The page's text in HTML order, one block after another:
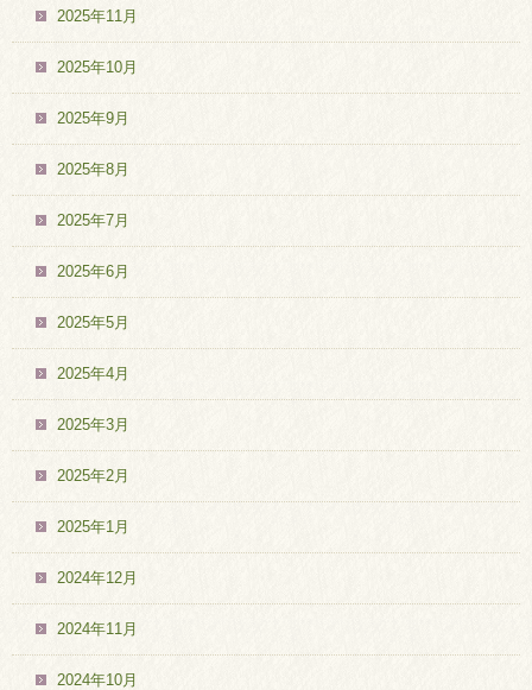
2025年11月
2025年10月
2025年9月
2025年8月
2025年7月
2025年6月
2025年5月
2025年4月
2025年3月
2025年2月
2025年1月
2024年12月
2024年11月
2024年10月